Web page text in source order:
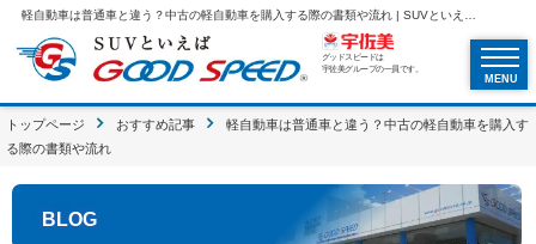
グッドスピードは
宇佐美グループの一員です。
MENU
トップページ おすすめ記事
軽自動車は普通車と違う？中古の軽自動車を購入す
る際の書類や流れ
BLOG